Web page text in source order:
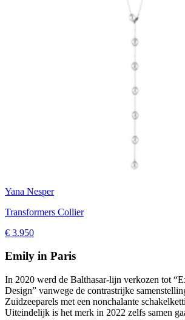
Yana Nesper
Transformers Collier
€ 3.950
Emily in Paris
In 2020 werd de Balthasar-lijn verkozen tot
Design” vanwege de contrastrijke
Zuidzeeparels met een nonchalante
Uiteindelijk is het merk in 2022 zelfs samen